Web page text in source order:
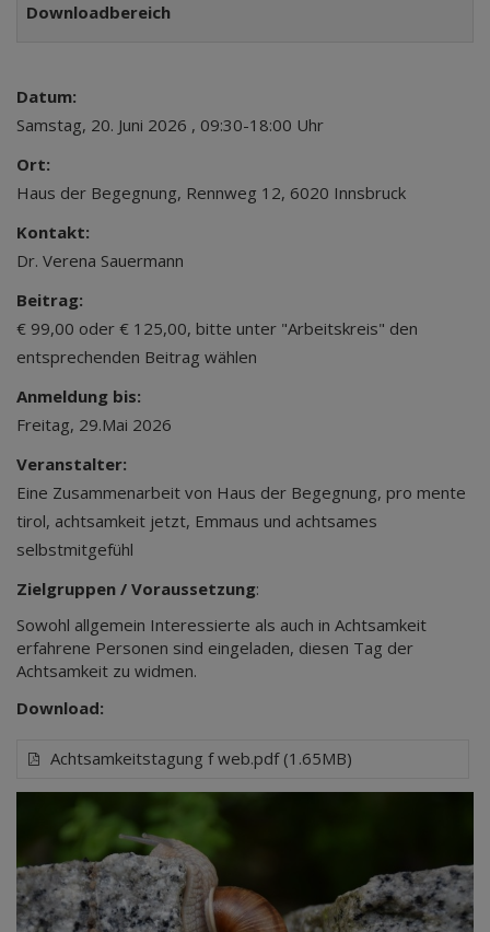
Downloadbereich
Datum:
Samstag, 20. Juni 2026 , 09:30-18:00 Uhr
Ort:
Haus der Begegnung, Rennweg 12, 6020 Innsbruck
Kontakt:
Dr. Verena Sauermann
Beitrag:
€ 99,00 oder € 125,00, bitte unter "Arbeitskreis" den
entsprechenden Beitrag wählen
Anmeldung bis:
Freitag, 29.Mai 2026
Veranstalter:
Eine Zusammenarbeit von Haus der Begegnung, pro mente
tirol, achtsamkeit jetzt, Emmaus und achtsames
selbstmitgefühl
Zielgruppen / Voraussetzung:
Sowohl allgemein Interessierte als auch in Achtsamkeit
erfahrene Personen sind eingeladen, diesen Tag der
Achtsamkeit zu widmen.
Download:
Achtsamkeitstagung f web.pdf (1.65MB)